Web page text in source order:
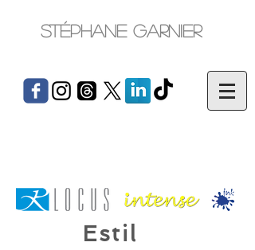
Stéphane Garnier
Estil